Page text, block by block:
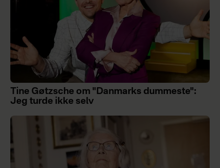
Tine Gøtzsche om "Danmarks dummeste":
Jeg turde ikke selv